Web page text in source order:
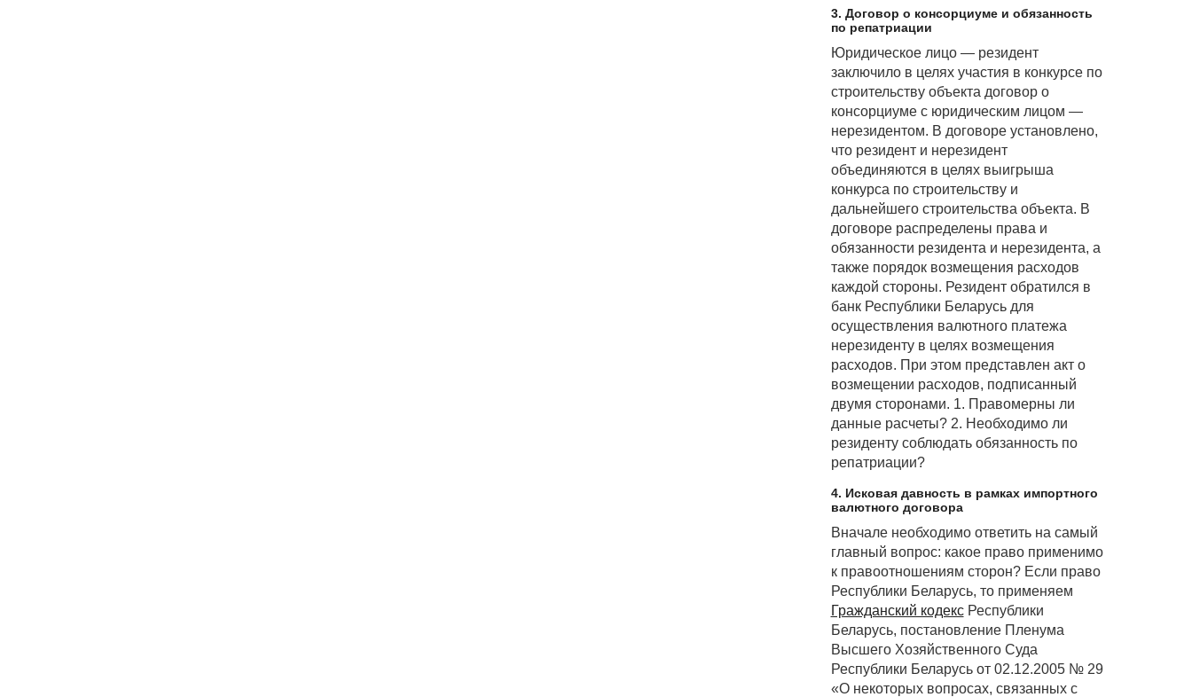
3. Договор о консорциуме и обязанность
по репатриации
Юридическое лицо — резидент
заключило в целях участия в конкурсе по
строительству объекта договор о
консорциуме с юридическим лицом —
нерезидентом. В договоре установлено,
что резидент и нерезидент
объединяются в целях выигрыша
конкурса по строительству и
дальнейшего строительства объекта. В
договоре распределены права и
обязанности резидента и нерезидента, а
также порядок возмещения расходов
каждой стороны. Резидент обратился в
банк Республики Беларусь для
осуществления валютного платежа
нерезиденту в целях возмещения
расходов. При этом представлен акт о
возмещении расходов, подписанный
двумя сторонами. 1. Правомерны ли
данные расчеты? 2. Необходимо ли
резиденту соблюдать обязанность по
репатриации?
4. Исковая давность в рамках импортного
валютного договора
Вначале необходимо ответить на самый
главный вопрос: какое право применимо
к правоотношениям сторон? Если право
Республики Беларусь, то применяем
Гражданский кодексРеспублики
Беларусь, постановление Пленума
Высшего Хозяйственного Суда
Республики Беларусь от 02.12.2005 № 29
«О некоторых вопросах, связанных с